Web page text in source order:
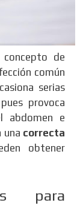
de
común
serias
provoca
abdomen e
una correcta
obtener
para